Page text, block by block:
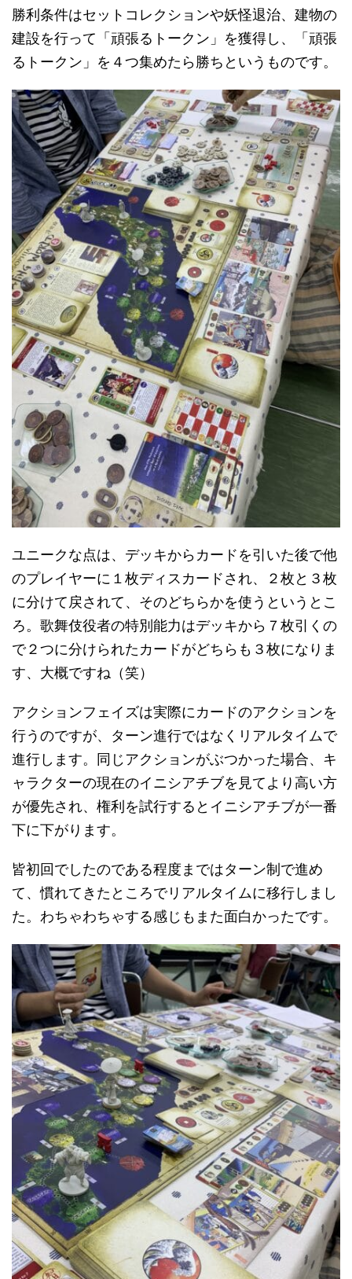
勝利条件はセットコレクションや妖怪退治、建物の
建設を行って「頑張るトークン」を獲得し、「頑張
るトークン」を４つ集めたら勝ちというものです。
ユニークな点は、デッキからカードを引いた後で他
のプレイヤーに１枚ディスカードされ、２枚と３枚
に分けて戻されて、そのどちらかを使うというとこ
ろ。歌舞伎役者の特別能力はデッキから７枚引くの
で２つに分けられたカードがどちらも３枚になりま
す、大概ですね（笑）
アクションフェイズは実際にカードのアクションを
行うのですが、ターン進行ではなくリアルタイムで
進行します。同じアクションがぶつかった場合、キ
ャラクターの現在のイニシアチブを見てより高い方
が優先され、権利を試行するとイニシアチブが一番
下に下がります。
皆初回でしたのである程度まではターン制で進め
て、慣れてきたところでリアルタイムに移行しまし
た。わちゃわちゃする感じもまた面白かったです。